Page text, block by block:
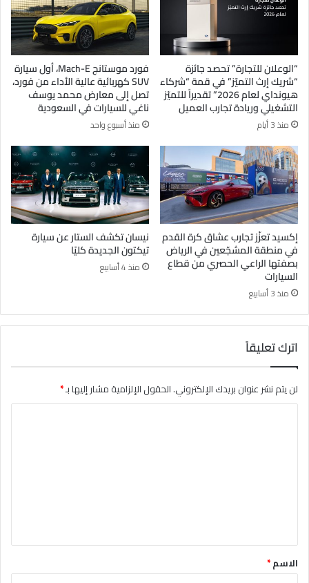
“الوعلان للتجارة” تحصد جائزة
“شريك إرث التميّز” في قمة “شركاء
هيونداي لعام 2026” تقديراً للتميّز
التشغيلي وريادة تجارب العميل
منذ 3 أيام
فورد موستانج Mach-E، أول سيارة
SUV كهربائية عالية الأداء من فورد،
تصل إلى معارض محمد يوسف
ناغي للسيارات في السعودية
منذ أسبوع واحد
إكسيد تعزّز تجارب عشاق كرة القدم
في منطقة المشجّعين في الرياض
بصفتها الراعي الحصري من قطاع
السيارات
منذ 3 أسابيع
نيسان تكشف الستار عن سيارة
تيكتون الجديدة كليًا
منذ 4 أسابيع
اترك تعليقاً
لن يتم نشر عنوان بريدك الإلكتروني.الحقول الإلزامية مشار إليها بـ*
*الاسم*